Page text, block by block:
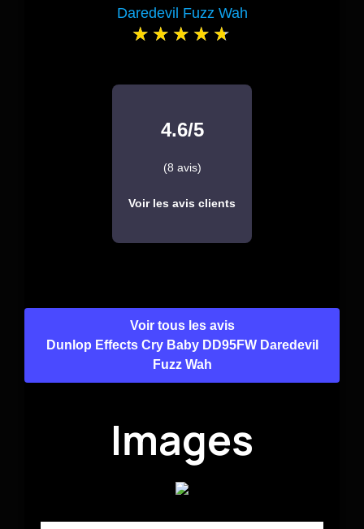
Daredevil Fuzz Wah
4.6/5
(8 avis)
Voir les avis clients
Voir tous les avis
Dunlop Effects Cry Baby DD95FW Daredevil
Fuzz Wah
Images